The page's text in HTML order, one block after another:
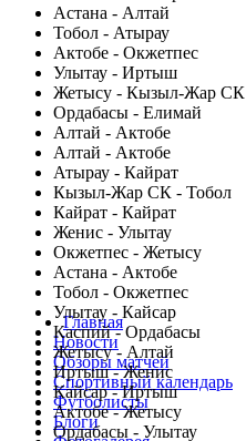
Астана - Алтай
Тобол - Атырау
Актобе - Окжетпес
Улытау - Иртыш
Жетысу - Кызыл-Жар СК
Ордабасы - Елимай
Алтай - Актобе
Алтай - Актобе
Атырау - Кайрат
Кызыл-Жар СК - Тобол
Кайрат - Кайрат
Женис - Улытау
Окжетпес - Жетысу
Астана - Актобе
Тобол - Окжетпес
Улытау - Кайсар
Каспий - Ордабасы
Жетысу - Алтай
Иртыш - Женис
Кайсар - Иртыш
Актобе - Жетысу
Ордабасы - Улытау
Главная
Новости
Обзоры матчей
Спортивный календарь
Футболисты
Блоги